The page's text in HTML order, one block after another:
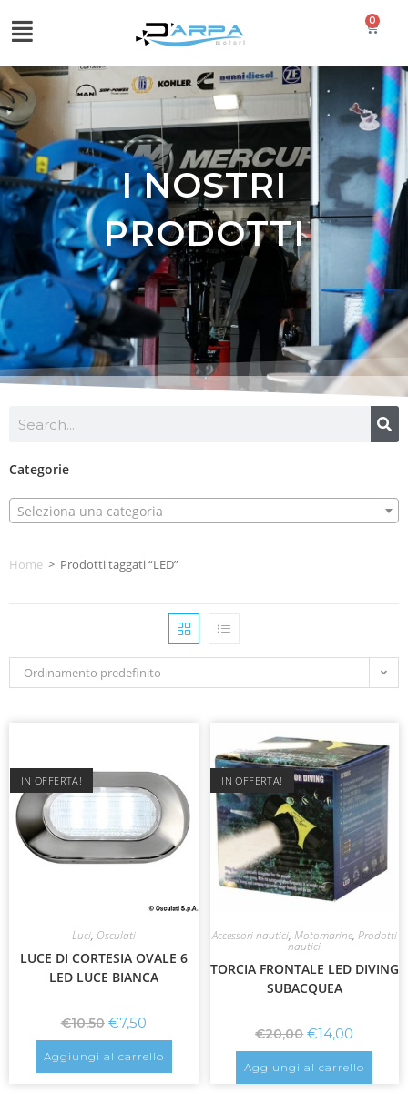
0
I NOSTRI
PRODOTTI
Categorie
Seleziona una categoria
Home > Prodotti taggati “LED”
Ordinamento predefinito
IN OFFERTA!
Luci, Osculati
LUCE DI CORTESIA OVALE 6
LED LUCE BIANCA
€10,50 €7,50
Aggiungi al carrello
IN OFFERTA!
Accessori nautici, Motomarine, Prodotti
nautici
TORCIA FRONTALE LED DIVING
SUBACQUEA
€20,00 €14,00
Aggiungi al carrello